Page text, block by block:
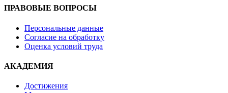
ПРАВОВЫЕ ВОПРОСЫ
Персональные данные
Согласие на обработку
Оценка условий труда
АКАДЕМИЯ
Достижения